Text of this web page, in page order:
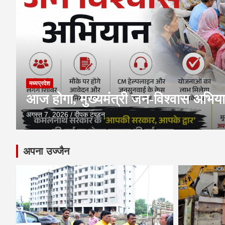
मध्यप्रदेश
आज होगा, मुख्यमंत्री जन-विश्वास
अगस्त 7, 2026 दीपक टण्‍डन
अपना उज्‍जैन